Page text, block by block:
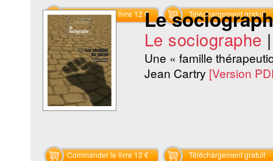
Commander le livre 12 € Téléchargement gratuit
Le
Le sociographe
Une « famille
Jean Cartry [Version
Commander le livre 12 € Téléchargement gratuit